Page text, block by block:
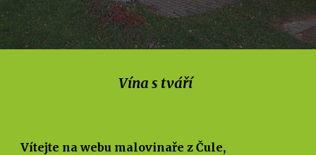
Vína s tváří
Vítejte na webu malovinaře z Čule,